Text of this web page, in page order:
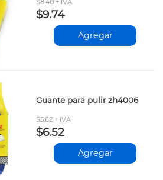
$8.40 + IVA
$9.74
Agregar
Guante para pulir zh4006
$5.62 + IVA
$6.52
Agregar